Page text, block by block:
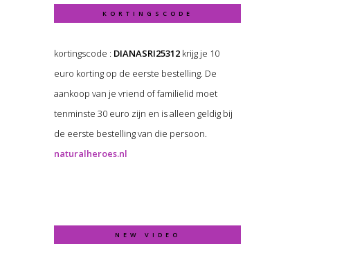
KORTINGSCODE
kortingscode : DIANASRI25312 krijg je 10
euro korting op de eerste bestelling. De
aankoop van je vriend of familielid moet
tenminste 30 euro zijn en is alleen geldig bij
de eerste bestelling van die persoon.
naturalheroes.nl
NEW VIDEO